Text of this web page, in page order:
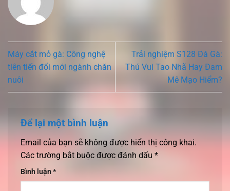
Máy cắt mỏ gà: Công nghệ
tiên tiến đổi mới ngành chăn
nuôi
Trải nghiệm S128 Đá Gà:
Thú Vui Tao Nhã Hay Đam
Mê Mạo Hiểm?
Để lại một bình luận
Email của bạn sẽ không được hiển thị công khai.
Các trường bắt buộc được đánh dấu *
Bình luận *